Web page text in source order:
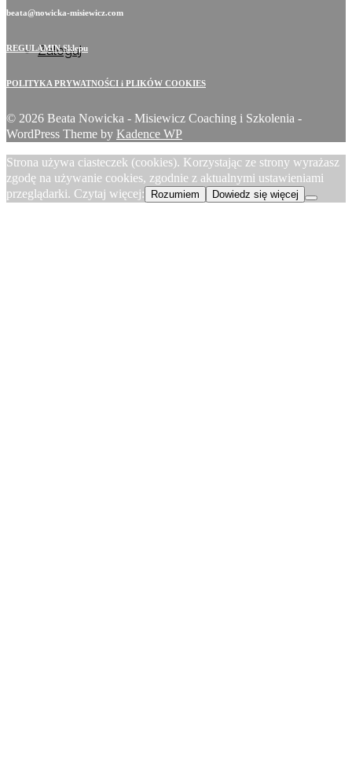
Zaloguj
beata@nowicka-misiewicz.com
REGULAMIN Sklepu
POLITYKA PRYWATNOŚCI i PLIKÓW COOKIES
© 2026 Beata Nowicka - Misiewicz Coaching i Szkolenia -
WordPress Theme by Kadence WP
Strona używa ciasteczek (cookies). Korzystając ze strony wyrażasz
zgodę na używanie cookies, zgodnie z aktualnymi ustawieniami
przeglądarki. Czytaj więcej:
Rozumiem Dowiedz się więcej